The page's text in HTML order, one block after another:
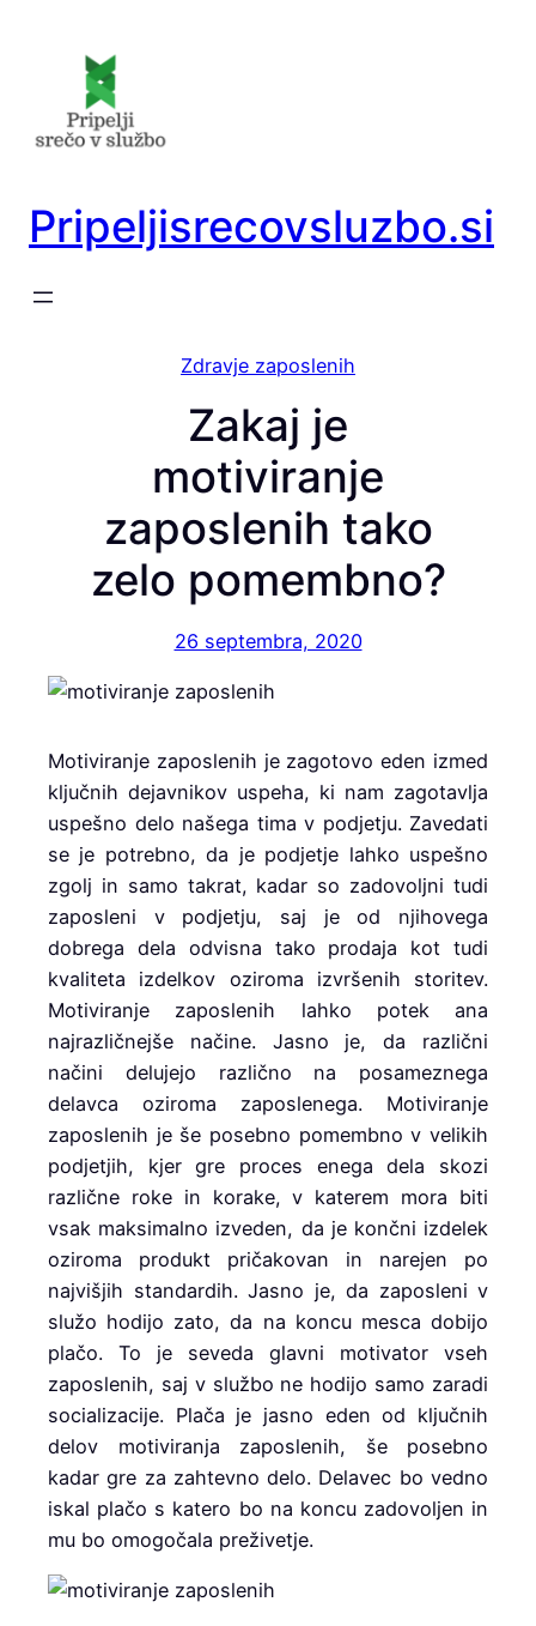
Pripeljisrecovsluzbo.si
Zdravje zaposlenih
Zakaj je
motiviranje
zaposlenih tako
zelo pomembno?
26 septembra, 2020
Motiviranje zaposlenih je zagotovo eden izmed
ključnih dejavnikov uspeha, ki nam zagotavlja
uspešno delo našega tima v podjetju. Zavedati
se je potrebno, da je podjetje lahko uspešno
zgolj in samo takrat, kadar so zadovoljni tudi
zaposleni v podjetju, saj je od njihovega
dobrega dela odvisna tako prodaja kot tudi
kvaliteta izdelkov oziroma izvršenih storitev.
Motiviranje zaposlenih lahko potek ana
najrazličnejše načine. Jasno je, da različni
načini delujejo različno na posameznega
delavca oziroma zaposlenega. Motiviranje
zaposlenih je še posebno pomembno v velikih
podjetjih, kjer gre proces enega dela skozi
različne roke in korake, v katerem mora biti
vsak maksimalno izveden, da je končni izdelek
oziroma produkt pričakovan in narejen po
najvišjih standardih. Jasno je, da zaposleni v
služo hodijo zato, da na koncu mesca dobijo
plačo. To je seveda glavni motivator vseh
zaposlenih, saj v službo ne hodijo samo zaradi
socializacije. Plača je jasno eden od ključnih
delov motiviranja zaposlenih, še posebno
kadar gre za zahtevno delo. Delavec bo vedno
iskal plačo s katero bo na koncu zadovoljen in
mu bo omogočala preživetje.